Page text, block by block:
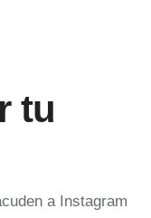
tu
a Instagram